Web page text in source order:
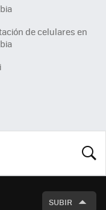
de celulares en
SUBIR